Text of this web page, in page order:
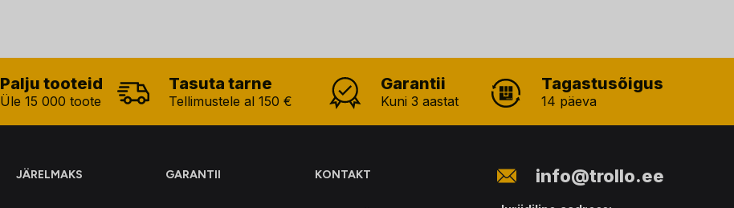
Palju tooteid
Üle 15 000 toote
Tasuta tarne
Tellimustele al 150 €
Garantii
Kuni 3 aastat
Tagastusõigus
14 päeva
JÄRELMAKS GARANTII KONTAKT info@trollo.ee